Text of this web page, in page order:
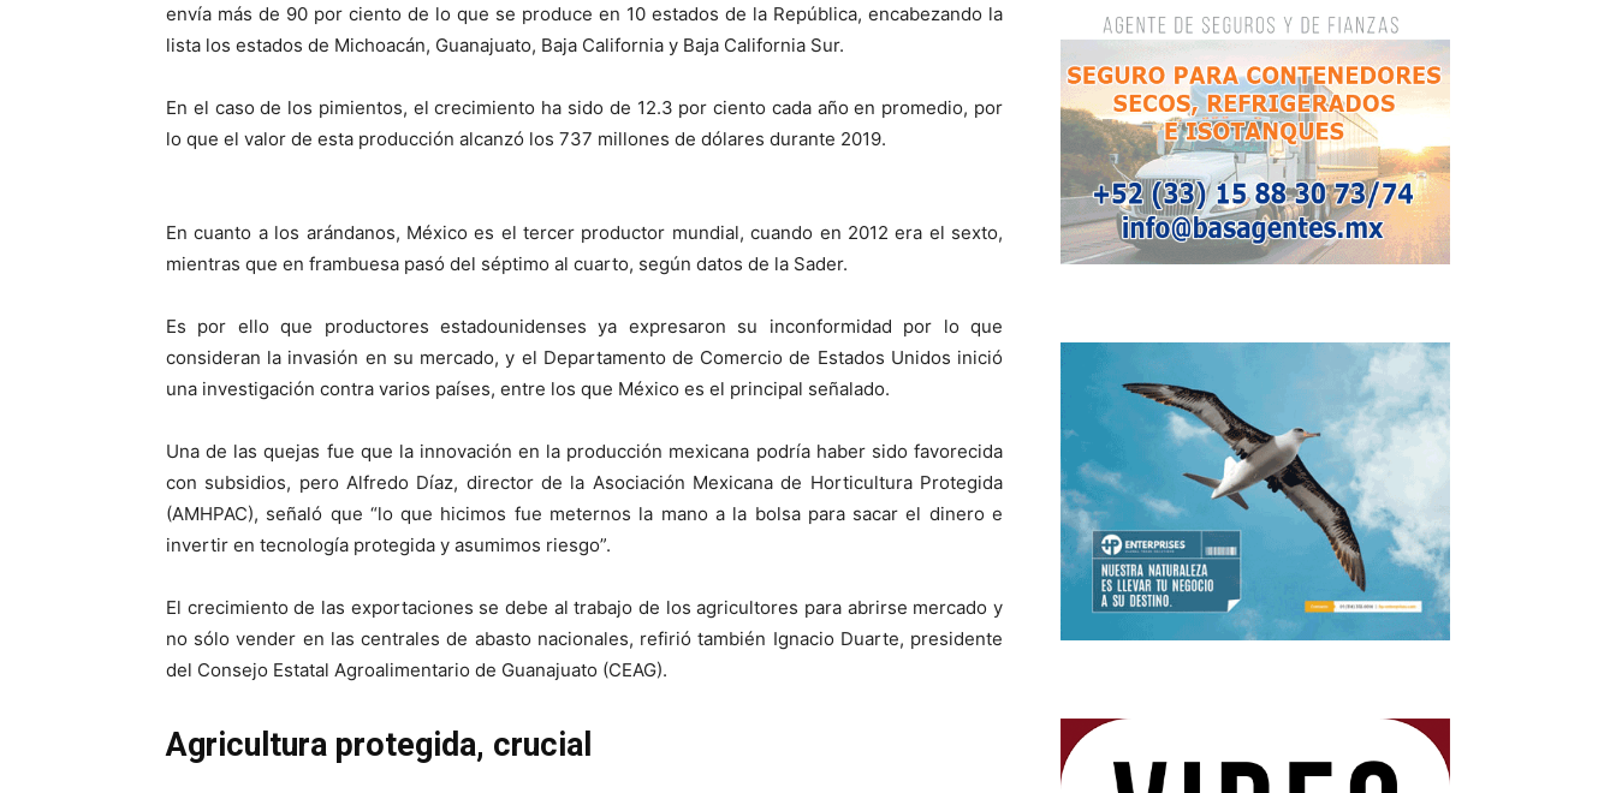
envía más de 90 por ciento de lo que se produce en 10 estados de la República, encabezando la
lista los estados de Michoacán, Guanajuato, Baja California y Baja California Sur.
En el caso de los pimientos, el crecimiento ha sido de 12.3 por ciento cada año en promedio, por
lo que el valor de esta producción alcanzó los 737 millones de dólares durante 2019.
En cuanto a los arándanos, México es el tercer productor mundial, cuando en 2012 era el sexto,
mientras que en frambuesa pasó del séptimo al cuarto, según datos de la Sader.
Es por ello que productores estadounidenses ya expresaron su inconformidad por lo que
consideran la invasión en su mercado, y el Departamento de Comercio de Estados Unidos inició
una investigación contra varios países, entre los que México es el principal señalado.
Una de las quejas fue que la innovación en la producción mexicana podría haber sido favorecida
con subsidios, pero Alfredo Díaz, director de la Asociación Mexicana de Horticultura Protegida
(AMHPAC), señaló que “lo que hicimos fue meternos la mano a la bolsa para sacar el dinero e
invertir en tecnología protegida y asumimos riesgo”.
El crecimiento de las exportaciones se debe al trabajo de los agricultores para abrirse mercado y
no sólo vender en las centrales de abasto nacionales, refirió también Ignacio Duarte, presidente
del Consejo Estatal Agroalimentario de Guanajuato (CEAG).
Agricultura protegida, crucial